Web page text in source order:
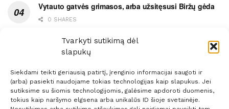
Tvarkyti sutikimą dėl
slapukų
Siekdami teikti geriausią patirtį, įrenginio informacijai saugoti ir
(arba) pasiekti naudojame tokias technologijas kaip slapukus. Jei
sutiksime su šiomis technologijomis, galėsime apdoroti duomenis,
tokius kaip naršymo elgsena arba unikalūs ID šioje svetainėje.
Vytauto gatvės grimasos, arba užsitęsusi Biržų gėda
0 SHARES
Pietų metas pažymėtas avarija
0 SHARES